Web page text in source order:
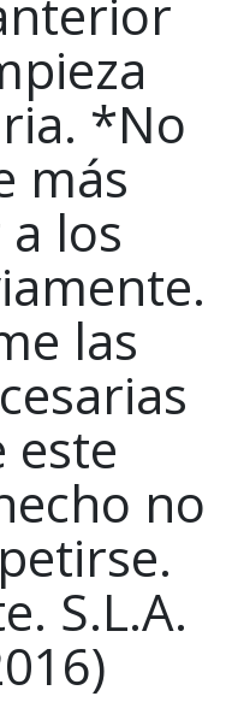
*No
más
los
las
este
no
S.L.A.